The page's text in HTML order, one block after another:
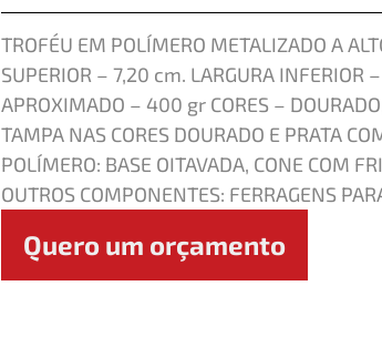
TROFÉU EM POLÍMERO METALIZADO A
SUPERIOR – 7,20 cm. LARGURA
APROXIMADO – 400 gr CORES –
TAMPA NAS CORES DOURADO E PRATA
POLÍMERO: BASE OITAVADA, CONE COM
OUTROS COMPONENTES: FERRAGENS
Quero um orçamento